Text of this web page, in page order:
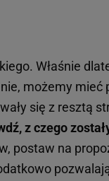
Właśnie
możemy mieć
się z resztą
z czego
postaw na